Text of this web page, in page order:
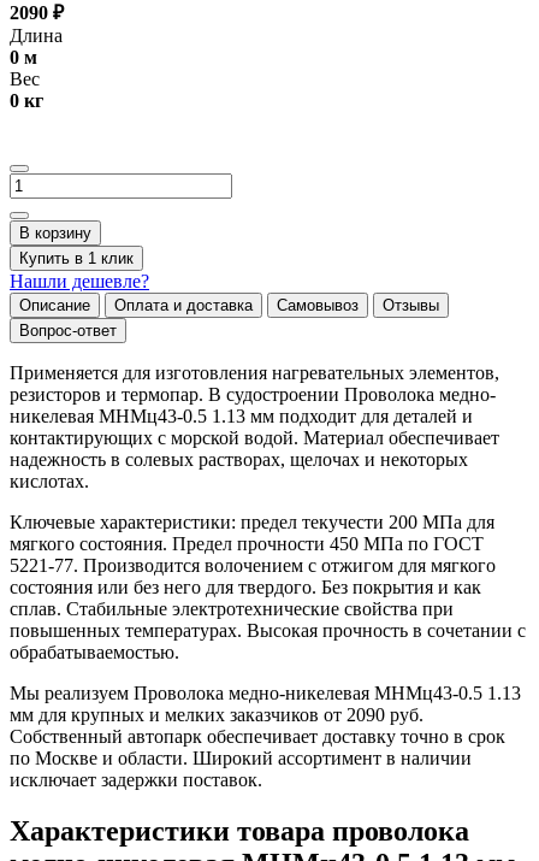
2090 ₽
Длина
0 м
Вес
0 кг
В корзину
Купить в 1 клик
Нашли дешевле?
Описание Оплата и доставка Самовывоз
Отзывы
Вопрос-ответ
Применяется для изготовления нагревательных элементов,
резисторов и термопар. В судостроении Проволока медно-
никелевая МНМц43-0.5 1.13 мм подходит для деталей и
контактирующих с морской водой. Материал обеспечивает
надежность в солевых растворах, щелочах и некоторых
кислотах.
Ключевые характеристики: предел текучести 200 МПа для
мягкого состояния. Предел прочности 450 МПа по ГОСТ
5221-77. Производится волочением с отжигом для мягкого
состояния или без него для твердого. Без покрытия и как
сплав. Стабильные электротехнические свойства при
повышенных температурах. Высокая прочность в сочетании с
обрабатываемостью.
Мы реализуем Проволока медно-никелевая МНМц43-0.5 1.13
мм для крупных и мелких заказчиков от 2090 руб.
Собственный автопарк обеспечивает доставку точно в срок
по Москве и области. Широкий ассортимент в наличии
исключает задержки поставок.
Характеристики товара проволока